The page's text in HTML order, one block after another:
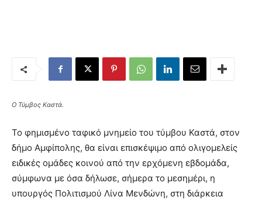
Ο Τύμβος Καστά.
Το φημισμένο ταφικό μνημείο του τύμβου Καστά, στον
δήμο Αμφίπολης, θα είναι επισκέψιμο από ολιγομελείς
ειδικές ομάδες κοινού από την ερχόμενη εβδομάδα,
σύμφωνα με όσα δήλωσε, σήμερα το μεσημέρι, η
υπουργός Πολιτισμού Λίνα Μενδώνη, στη διάρκεια